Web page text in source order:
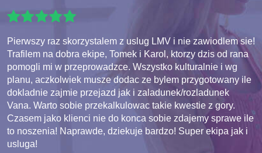
Pierwszy raz skorzystalem z uslug LMV i nie zawiodlem sie!
Trafilem na dobra ekipe, Tomek i Karol, ktorzy dzis od rana
pomogli mi w przeprowadzce. Wszystko kulturalnie i wg
planu, aczkolwiek musze dodac ze bylem przygotowany ile
dokladnie zajmie przejazd jak i zaladunek/rozladunek
Vana. Warto sobie przekalkulowac takie kwestie z gory.
Czasem jako klienci nie do konca sobie zdajemy sprawe ile
to noszenia! Naprawde, dziekuje bardzo! Super ekipa jak i
usluga!